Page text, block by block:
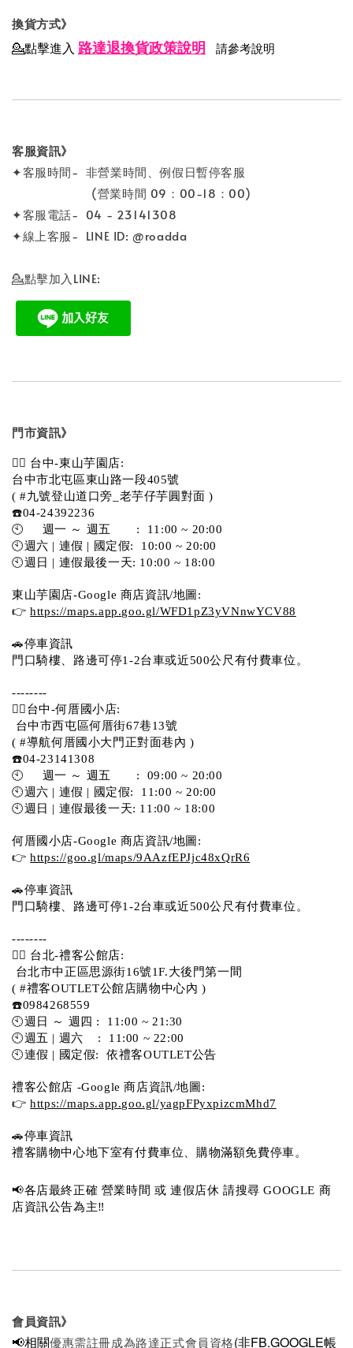
換貨方式》
💁點擊進入 路達退換貨政策說明 請參考說明
客服資訊》
✦客服時間- 非營業時間、例假日暫停客服
(營業時間 09：00-18：00)
✦客服電話- 04 - 23141308
✦線上客服- LINE ID: @roadda
💁點擊加入LINE:
門市資訊》
💁‍♀️ 台中-東山芋園店:
台中市北屯區東山路一段405號
( #九號登山道口旁_老芋仔芋圓對面 )
☎️04-24392236
🕙     週一 ～ 週五       :  11:00 ~ 20:00
🕙週六 | 連假 | 國定假:  10:00 ~ 20:00
🕙週日 | 連假最後一天: 10:00 ~ 18:00
東山芋園店-Google 商店資訊/地圖:
👉 https://maps.app.goo.gl/WFD1pZ3yVNnwYCV88
🚗停車資訊
門口騎樓、路邊可停1-2台車或近500公尺有付費車位。
--------
💁‍♀️台中-何厝國小店:
台中市西屯區何厝街67巷13號
( #導航何厝國小大門正對面巷內 )
☎️04-23141308
🕙     週一 ～ 週五       :  09:00 ~ 20:00
🕙週六 | 連假 | 國定假:  11:00 ~ 20:00
🕙週日 | 連假最後一天: 11:00 ~ 18:00
何厝國小店-Google 商店資訊/地圖:
👉 https://goo.gl/maps/9AAzfEPJjc48xQrR6
🚗停車資訊
門口騎樓、路邊可停1-2台車或近500公尺有付費車位。
--------
💁‍♀️ 台北-禮客公館店:
台北市中正區思源街16號1F.大後門第一間
( #禮客OUTLET公館店購物中心內 )
☎️0984268559
🕙週日 ～ 週四 :  11:00 ~ 21:30
🕙週五 | 週六    :  11:00 ~ 22:00
🕙連假 | 國定假:  依禮客OUTLET公告
禮客公館店 -Google 商店資訊/地圖:
👉 https://maps.app.goo.gl/yagpFPyxpizcmMhd7
🚗停車資訊
禮客購物中心地下室有付費車位、購物滿額免費停車。
📢各店最終正確 營業時間 或 連假店休 請搜尋 GOOGLE 商
店資訊公告為主‼️
會員資訊》
📢相關優惠需註冊成為路達正式會員資格(非FB.GOOGLE帳